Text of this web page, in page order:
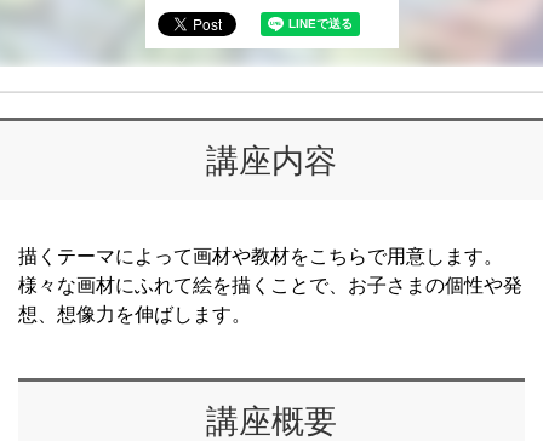
講座内容
描くテーマによって画材や教材をこちらで用意します。
様々な画材にふれて絵を描くことで、お子さまの個性や発
想、想像力を伸ばします。
講座概要